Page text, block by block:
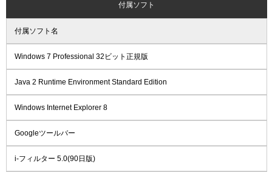
付属ソフト
付属ソフト名
Windows 7 Professional 32ビット正規版
Java 2 Runtime Environment Standard Edition
Windows Internet Explorer 8
Googleツールバー
i-フィルター 5.0(90日版)